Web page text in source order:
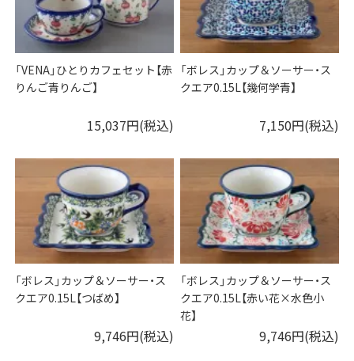
「VENA」ひとりカフェセット【赤
りんご青りんご】
15,037円(税込)
「ボレス」カップ＆ソーサー・ス
クエア0.15L【幾何学青】
7,150円(税込)
「ボレス」カップ＆ソーサー・ス
クエア0.15L【つばめ】
9,746円(税込)
「ボレス」カップ＆ソーサー・ス
クエア0.15L【赤い花×水色小
花】
9,746円(税込)